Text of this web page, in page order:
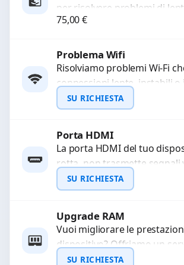
WhatsApp
per risolvere problemi di
di sistema o
75,00€
Procedi
Problema Wifi
Risolviamo problemi Wi-Fi
connessioni lente, instabili o
Diagnosi approfondita per
guasti hardware o software.
SU RICHIESTA
Richiedi Preventivo
WhatsApp
Porta HDMI
La porta HDMI del tuo
rotta, non trasmette segnali
audio? Ripariamo o
HDMI con...
SU RICHIESTA
Richiedi Preventivo
WhatsApp
Upgrade RAM
Vuoi migliorare le
dispositivo? Offriamo un
upgrade RAM per velocizzare
SU RICHIESTA